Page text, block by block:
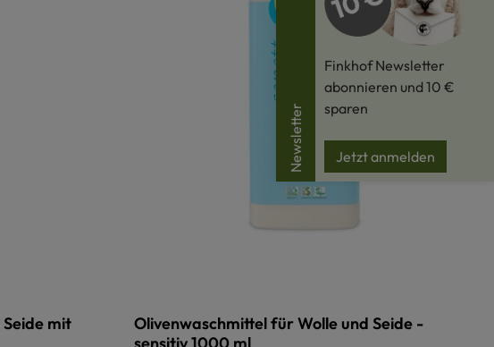
mit
Olivenwaschmittel für Wolle und Seide -
Newsletter
Finkhof Newsletter
abonnieren und 10 €
sparen
Jetzt anmelden